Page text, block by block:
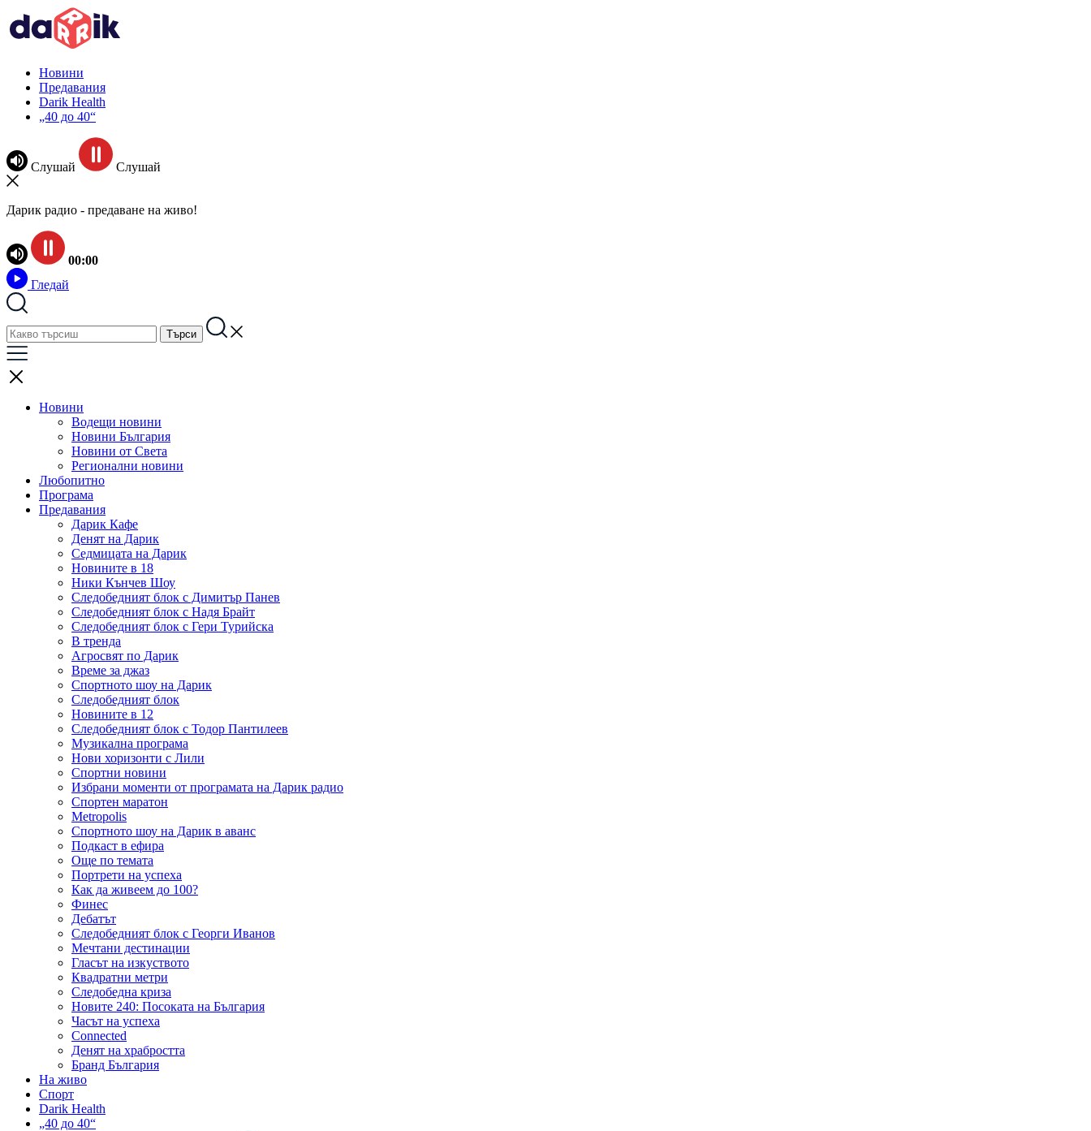
Новини
Предавания
Darik Health
„40 до 40“
Слушай Слушай
Дарик радио - предаване на живо!
00:00
Гледай
Новини
Водещи новини
Новини България
Новини от Света
Регионални новини
Любопитно
Програма
Предавания
Дарик Кафе
Денят на Дарик
Седмицата на Дарик
Новините в 18
Ники Кънчев Шоу
Следобедният блок с Димитър Панев
Следобедният блок с Надя Брайт
Следобедният блок с Гери Турийска
В тренда
Агросвят по Дарик
Време за джаз
Спортното шоу на Дарик
Следобедният блок
Новините в 12
Следобедният блок с Тодор Пантилеев
Музикална програма
Нови хоризонти с Лили
Спортни новини
Избрани моменти от програмата на Дарик радио
Спортен маратон
Metropolis
Спортното шоу на Дарик в аванс
Подкаст в ефира
Още по темата
Портрети на успеха
Как да живеем до 100?
Финес
Дебатът
Следобедният блок с Георги Иванов
Мечтани дестинации
Гласът на изкуството
Квадратни метри
Следобедна криза
Новите 240: Посоката на България
Часът на успеха
Connected
Денят на храбростта
Бранд България
На живо
Спорт
Darik Health
„40 до 40“